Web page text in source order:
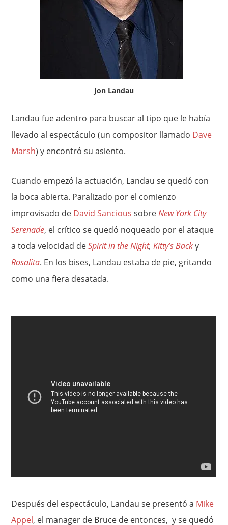
Jon Landau
Landau fue adentro para buscar al tipo que le había
llevado al espectáculo (un compositor llamado Dave
Marsh) y encontró su asiento.
Cuando empezó la actuación, Landau se quedó con
la boca abierta. Paralizado por el comienzo
improvisado de David Sancious sobreNew York City
Serenade, el crítico se quedó noqueado por el ataque
a toda velocidad deSpirit in the Night,Kitty’s Backy
Rosalita. En los bises, Landau estaba de pie, gritando
como una fiera desatada.
Después del espectáculo, Landau se presentó a Mike
Appel, el manager de Bruce de entonces, y se quedó